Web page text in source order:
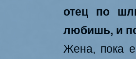
отец по
любишь, и
Жена, пока